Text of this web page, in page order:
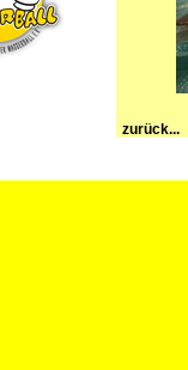
zurück...